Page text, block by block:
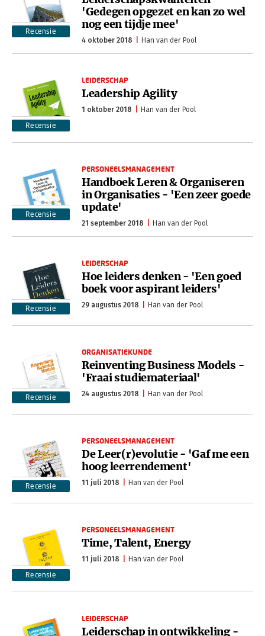
Recensie
'Gedegen opgezet en kan zo wel
nog een tijdje mee'
4 oktober 2018 Han van der Pool
Recensie
LEIDERSCHAP
Leadership Agility
1 oktober 2018 Han van der Pool
Recensie
PERSONEELSMANAGEMENT
Handboek Leren & Organiseren
in Organisaties - 'Een zeer goede
update'
21 september 2018 Han van der Pool
Recensie
LEIDERSCHAP
Hoe leiders denken - 'Een goed
boek voor aspirant leiders'
29 augustus 2018 Han van der Pool
Recensie
ORGANISATIEKUNDE
Reinventing Business Models -
'Fraai studiemateriaal'
24 augustus 2018 Han van der Pool
Recensie
PERSONEELSMANAGEMENT
De Leer(r)evolutie - 'Gaf me een
hoog leerrendement'
11 juli 2018 Han van der Pool
Recensie
PERSONEELSMANAGEMENT
Time, Talent, Energy
11 juli 2018 Han van der Pool
LEIDERSCHAP
Leiderschap in ontwikkeling -